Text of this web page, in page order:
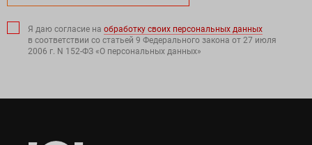
Я даю согласие на обработку своих персональных данных
в соответствии со статьей 9 Федерального закона от 27 июля
2006 г. N 152-ФЗ «О персональных данных»